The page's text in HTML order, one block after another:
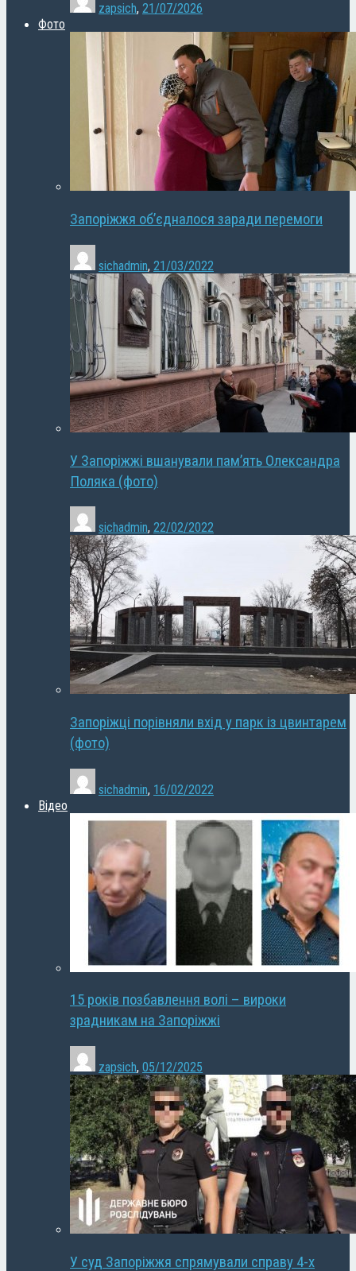
zapsich, 21/07/2026
Фото
Запоріжжя об’єдналося заради перемоги
sichadmin, 21/03/2022
У Запоріжжі вшанували пам’ять Олександра
Поляка (фото)
sichadmin, 22/02/2022
Запоріжці порівняли вхід у парк із цвинтарем
(фото)
sichadmin, 16/02/2022
Відео
15 років позбавлення волі – вироки
зрадникам на Запоріжжі
zapsich, 05/12/2025
У суд Запоріжжя спрямували справу 4-х